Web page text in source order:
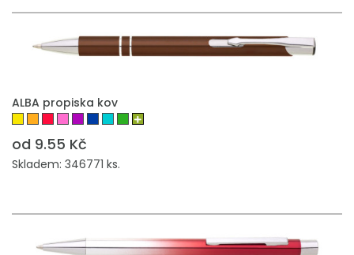
ALBA propiska kov
od 9.55 Kč
Skladem: 346771 ks.